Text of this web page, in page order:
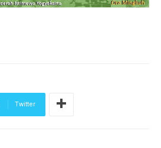
Twitter